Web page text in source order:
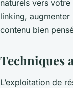
naturels vers
linking, augmenter
contenu bien
Techniques
L’exploitation de